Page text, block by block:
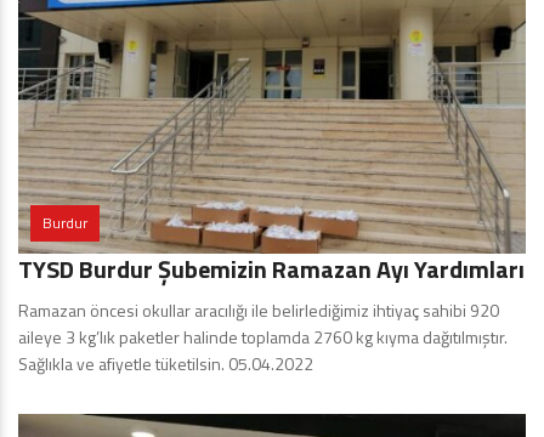
Burdur
TYSD Burdur Şubemizin Ramazan Ayı Yardımları
Ramazan öncesi okullar aracılığı ile belirlediğimiz ihtiyaç sahibi 920
aileye 3 kg’lık paketler halinde toplamda 2760 kg kıyma dağıtılmıştır.
Sağlıkla ve afiyetle tüketilsin. 05.04.2022